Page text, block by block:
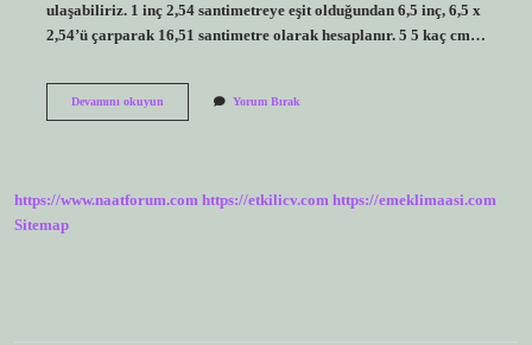
ulaşabiliriz. 1 inç 2,54 santimetreye eşit olduğundan 6,5 inç, 6,5 x
2,54’ü çarparak 16,51 santimetre olarak hesaplanır. 5 5 kaç cm…
Devamını okuyun64
Yorum Bırak
https://www.naatforum.com https://etkilicv.com https://emeklimaasi.com
Sitemap